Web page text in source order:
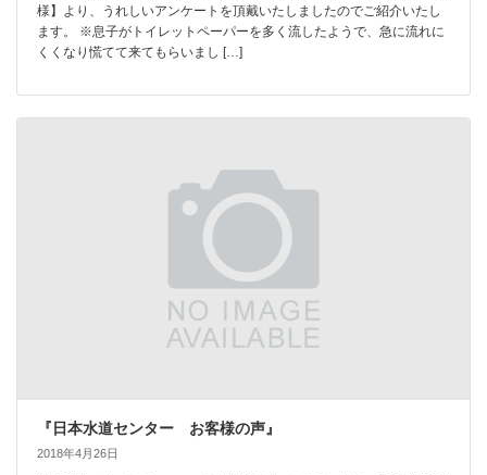
様】より、うれしいアンケートを頂戴いたしましたのでご紹介いたし
ます。 ※息子がトイレットペーパーを多く流したようで、急に流れに
くくなり慌てて来てもらいまし […]
『日本水道センター お客様の声』
2018年4月26日